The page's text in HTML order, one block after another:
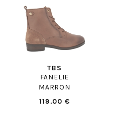
TBS
FANELIE
MARRON
119.00 €